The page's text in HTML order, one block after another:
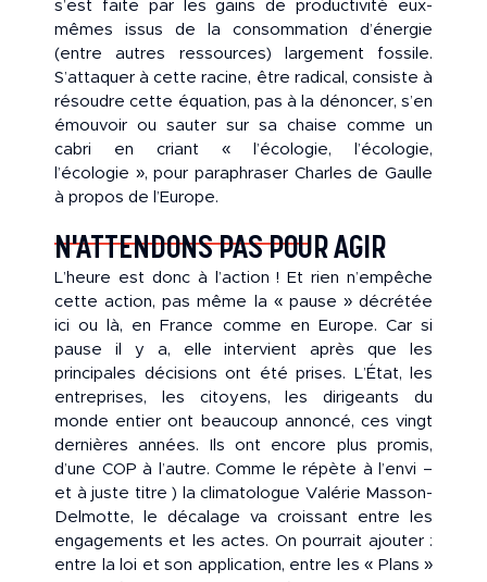
s’est faite par les gains de productivité eux-
mêmes issus de la consommation d’énergie
(entre autres ressources) largement fossile.
S’attaquer à cette racine, être radical, consiste à
résoudre cette équation, pas à la dénoncer, s’en
émouvoir ou sauter sur sa chaise comme un
cabri en criant « l’écologie, l’écologie,
l’écologie », pour paraphraser Charles de Gaulle
à propos de l’Europe.
N'ATTENDONS PAS POUR AGIR
L’heure est donc à l’action ! Et rien n’empêche
cette action, pas même la « pause » décrétée
ici ou là, en France comme en Europe. Car si
pause il y a, elle intervient après que les
principales décisions ont été prises. L’État, les
entreprises, les citoyens, les dirigeants du
monde entier ont beaucoup annoncé, ces vingt
dernières années. Ils ont encore plus promis,
d’une COP à l’autre. Comme le répète à l’envi –
et à juste titre ) la climatologue Valérie Masson-
Delmotte, le décalage va croissant entre les
engagements et les actes. On pourrait ajouter :
entre la loi et son application, entre les « Plans »